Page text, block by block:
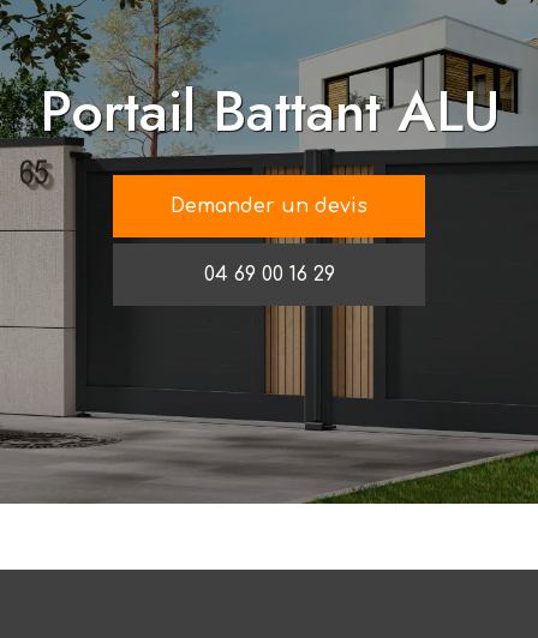
Portail Battant ALU
Demander un devis
04 69 00 16 29